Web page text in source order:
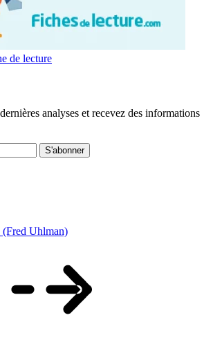
de lecture
analyses et recevez des informations
S'abonner
Uhlman)